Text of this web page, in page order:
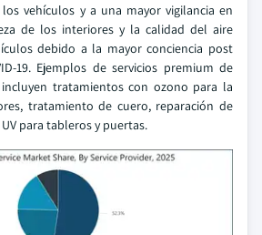
vehículos y a una mayor vigilancia en
de los interiores y la calidad del aire
debido a la mayor conciencia post
19. Ejemplos de servicios premium de
tratamientos con ozono para la
tratamiento de cuero, reparación de
para tableros y puertas.